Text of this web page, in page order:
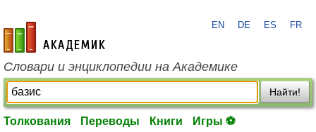
academic.ru
EN DE ES FR
Словари и энциклопедии на Академике
Найти!
Толкования Переводы Книги Игры ⚽